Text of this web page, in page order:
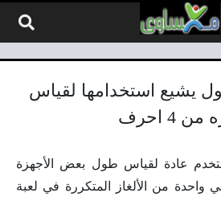
يشيع استخدامها لقياس
احرف
عادة لقياس طول بعض الأجهزة
أحرف. هي واحدة من الألغاز المتكررة في لعبة